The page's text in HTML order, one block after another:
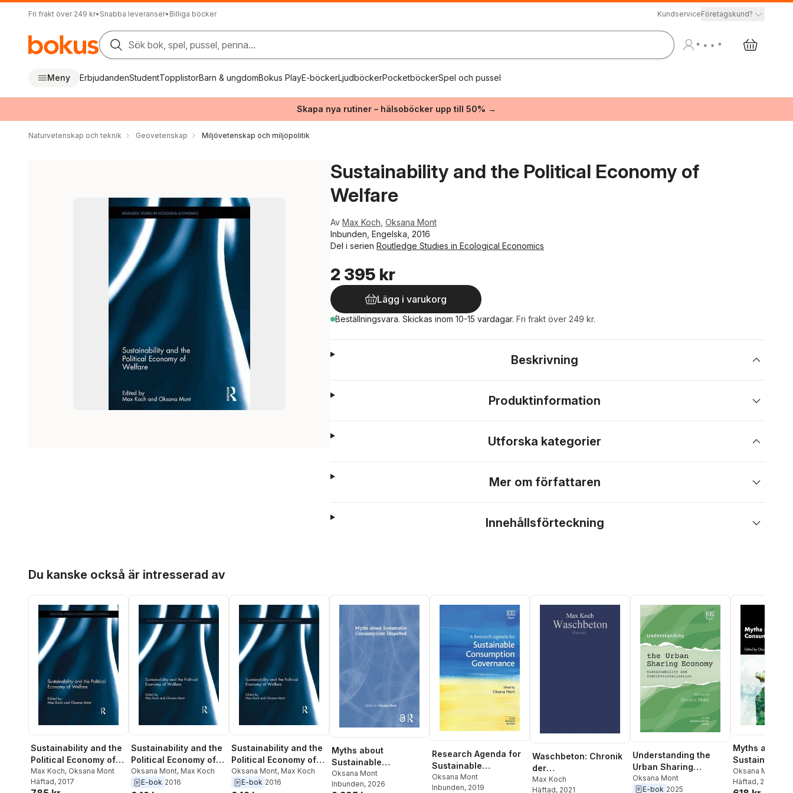
Fri frakt över 249 kr• Snabba leveranser• Billiga böcker KundserviceFöretagskund?
Sök bok, spel, pussel, penna...
Meny ErbjudandenStudentTopplistorBarn & ungdomBokus PlayE-böckerLjudböckerPocketböckerSpel och pussel
Skapa nya rutiner – hälsoböcker upp till 50% →
Naturvetenskap och teknik Geovetenskap Miljövetenskap och miljöpolitik
Sustainability and the Political Economy of
Welfare
Av Max Koch Oksana Mont
Inbunden, Engelska, 2016
Del i serien Routledge Studies in Ecological Economics
2 395 kr
Lägg i varukorg
Beställningsvara. Skickas inom 10-15 vardagar. Fri frakt över 249 kr.
Beskrivning
Produktinformation
Utforska kategorier
Mer om författaren
Innehållsförteckning
Du kanske också är intresserad av
Sustainability and the
Political Economy of
Welfare
Max Koch, Oksana Mont
Häftad, 2017
Sustainability and the
Political Economy of
Welfare
Oksana Mont, Max Koch
E-bok 2016
Sustainability and the
Political Economy of
Welfare
Oksana Mont, Max Koch
E-bok 2016
Myths about
Sustainable
Consumption:
Dispelled
Oksana Mont
Inbunden, 2026
Research Agenda for
Sustainable
Consumption
Governance
Oksana Mont
Inbunden, 2019
Waschbeton: Chronik
der
Selbstentwirklichung
Max Koch
Häftad, 2021
Understanding the
Urban Sharing
Economy
Oksana Mont
E-bok 2025
Myths about
Sustainable
Consumption:
Dispelled
Oksana Mont
Häftad, 2026